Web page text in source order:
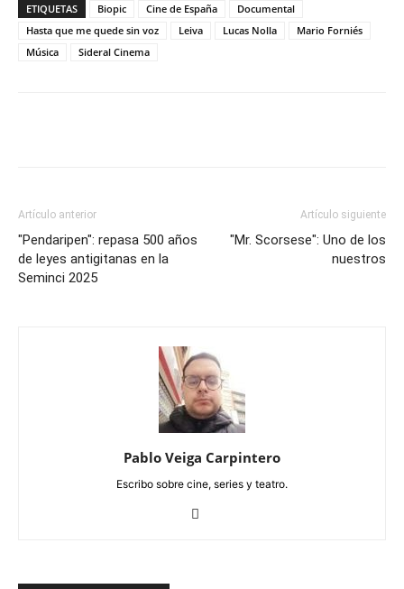
ETIQUETAS Biopic Cine de España
Documental
Hasta que me quede sin voz
Leiva Lucas Nolla
Mario Forniés
Música
Sideral Cinema
Artículo anterior
"Pendaripen": repasa 500 años
de leyes antigitanas en la
Seminci 2025
Artículo siguiente
"Mr. Scorsese": Uno de los
nuestros
Pablo Veiga Carpintero
Escribo sobre cine, series y teatro.